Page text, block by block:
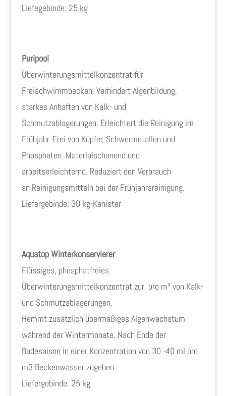
Liefegebinde: 25 kg
Puripool
Überwinterungsmittelkonzentrat für
Freischwimmbecken. Verhindert Algenbildung,
starkes Anhaften von Kalk- und
Schmutzablagerungen. Erleichtert die Reinigung im
Frühjahr. Frei von Kupfer, Schwermetallen und
Phosphaten. Materialschonend und
arbeitserleichternd. Reduziert den Verbrauch
an Reinigungsmitteln bei der Frühjahrsreinigung.
Liefergebinde: 30 kg-Kanister
Aquatop Winterkonservierer
Flüssiges, phosphatfreies
Überwinterungsmittelkonzentrat zur pro m³ von Kalk-
und Schmutzablagerungen.
Hemmt zusätzlich übermäßiges Algenwachstum
während der Wintermonate. Nach Ende der
Badesaison in einer Konzentration von 30 -40 ml pro
m3 Beckenwasser zugeben.
Liefergebinde: 25 kg